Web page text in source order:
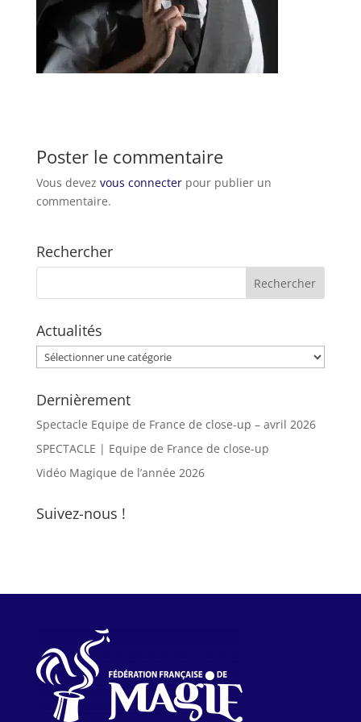
Poster le commentaire
Vous devez vous connecterpour publier un
commentaire.
Rechercher
Actualités
Actualités
Dernièrement
Spectacle Equipe de France de close-up – avril 2026
SPECTACLE | Equipe de France de close-up
Vidéo Magique de l’année 2026
Suivez-nous !